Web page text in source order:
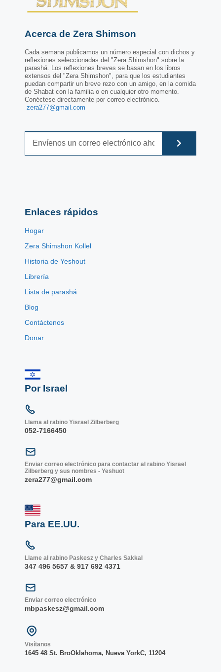
Acerca de Zera Shimson
Cada semana publicamos un número especial con dichos y
reflexiones seleccionadas del "Zera Shimshon" sobre la
parashá. Los reflexiones breves se basan en los libros
extensos del "Zera Shimshon", para que los estudiantes
puedan compartir un breve rezo con un amigo, en la comida
de Shabat con la familia o en cualquier otro momento.
Conéctese directamente por correo electrónico.
zera277@gmail.com
Enlaces rápidos
Hogar
Zera Shimshon Kollel
Historia de Yeshout
Librería
Lista de parashá
Blog
Contáctenos
Donar
Por Israel
Llama al rabino Yisrael Zilberberg
052-7166450
Enviar correo electrónico para contactar al rabino Yisrael
Zilberberg y sus nombres - Yeshuot
zera277@gmail.com
Para EE.UU.
Llame al rabino Paskesz y Charles Sakkal
347 496 5657 & 917 692 4371
Enviar correo electrónico
mbpaskesz@gmail.com
Visítanos
1645 48 St. BroOklahoma, Nueva YorkC, 11204